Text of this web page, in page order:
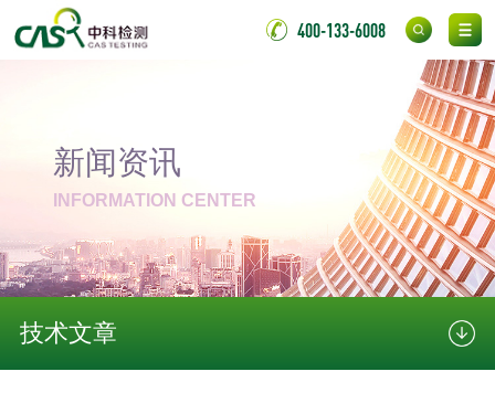
400-133-6008
新闻资讯
INFORMATION CENTER
技术文章
洗手液检测
水处理剂
水处理药剂检测 聚丙烯酰胺检测
工业乳状氢氧化钙 铝酸钙检测
磷酸二氢铵检测